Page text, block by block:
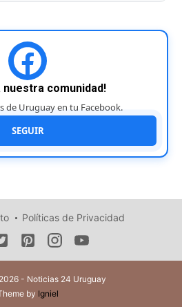
nuestra comunidad!
de Uruguay en tu Facebook.
SEGUIR
Políticas de Privacidad
- Noticias 24 Uruguay
by Igniel